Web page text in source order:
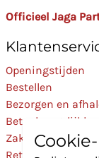
Officieel Jaga
Openingstijden
Bestellen
Bezorgen en
Zakelijk
Retourneren